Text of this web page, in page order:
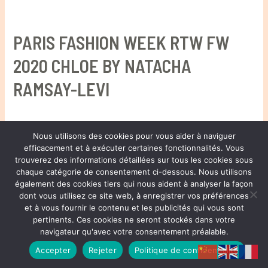
PARIS FASHION WEEK RTW FW
2020 CHLOE BY NATACHA
RAMSAY-LEVI
® HENRI JOLI PARTNERS LTD. ALL RIGHTS RESERVED
Copyright © 2026 Henri Joli | 周易
Privacy Policy
Nous utilisons des cookies pour vous aider à naviguer
efficacement et à exécuter certaines fonctionnalités. Vous
trouverez des informations détaillées sur tous les cookies sous
chaque catégorie de consentement ci-dessous. Nous utilisons
également des cookies tiers qui nous aident à analyser la façon
dont vous utilisez ce site web, à enregistrer vos préférences
et à vous fournir le contenu et les publicités qui vous sont
pertinents. Ces cookies ne seront stockés dans votre
navigateur qu'avec votre consentement préalable.
Accepter
Rejeter Politique de confidentialité